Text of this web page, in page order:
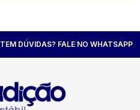
TEM DÚVIDAS? FALE NO WHATSAPP